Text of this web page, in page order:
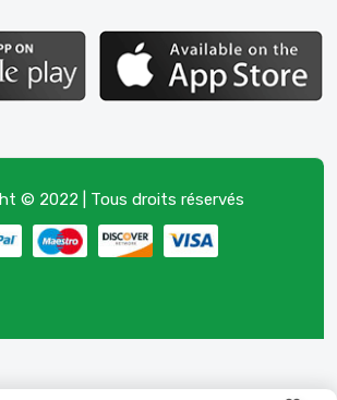
© 2022 | Tous droits réservés